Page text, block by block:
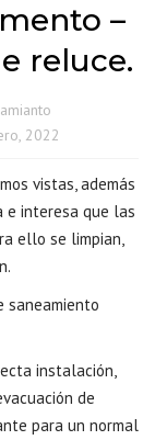
–
reluce.
2022
vistas, además
e interesa que las
ello se limpian,
saneamiento
instalación,
de
para un normal